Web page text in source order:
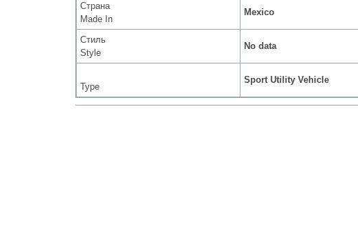
Страна
Made In
Mexico
Стиль
Style
No data
Type
Sport Utility Vehicle